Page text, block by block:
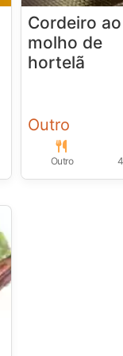
Cordeiro ao
molho de
hortelã
Outro
Outro